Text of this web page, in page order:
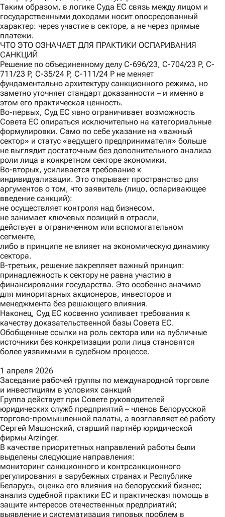
Таким образом, в логике Суда ЕС связь между лицом и
государственными доходами носит опосредованный
характер: через участие в секторе, а не через прямые
платежи.
ЧТО ЭТО ОЗНАЧАЕТ ДЛЯ ПРАКТИКИ ОСПАРИВАНИЯ
САНКЦИЙ
Решение по объединенному делу C-696/23, C-704/23 P, C-
711/23 P, C-35/24 P, C-111/24 P не меняет
фундаментально архитектуру санкционного режима, но
заметно уточняет стандарт доказанности – и именно в
этом его практическая ценность.
Во-первых, Суд ЕС явно ограничивает возможность
Совета ЕС опираться исключительно на категориальные
формулировки. Само по себе указание на «важный
сектор» и статус «ведущего предпринимателя» больше
не выглядит достаточным без дополнительного анализа
роли лица в конкретном секторе экономики.
Во-вторых, усиливается требование к
индивидуализации. Это открывает пространство для
аргументов о том, что заявитель (лицо, оспаривающее
введение санкций):
не осуществляет контроля над бизнесом,
не занимает ключевых позиций в отрасли,
действует в ограниченном или вспомогательном
сегменте,
либо в принципе не влияет на экономическую динамику
сектора.
В-третьих, решение закрепляет важный принцип:
принадлежность к сектору не равна участию в
финансировании государства. Это особенно значимо
для миноритарных акционеров, инвесторов и
менеджмента без решающего влияния.
Наконец, Суд ЕС косвенно усиливает требования к
качеству доказательственной базы Совета ЕС.
Обобщенные ссылки на роль сектора или на публичные
источники без конкретизации роли лица становятся
более уязвимыми в судебном процессе.
1 апреля 2026
Заседание рабочей группы по международной торговле
и инвестициям в условиях санкций
Группа действует при Совете руководителей
юридических служб предприятий – членов Белорусской
торгово-промышленной палаты, а возглавляет её работу
Сергей Машонский, старший партнёр юридической
фирмы Arzinger.
В качестве приоритетных направлений работы были
выделены следующие направления:
мониторинг санкционного и контрсанкционного
регулирования в зарубежных странах и Республике
Беларусь, оценка его влияния на белорусский бизнес;
анализ судебной практики ЕС и практическая помощь в
защите интересов отечественных предприятий;
выявление и систематизация типовых проблем в